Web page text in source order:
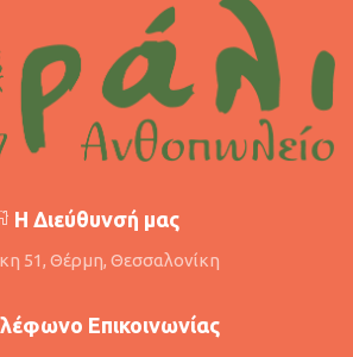
Η Διεύθυνσή μας
51, Θέρμη, Θεσσαλονίκη
Επικοινωνίας